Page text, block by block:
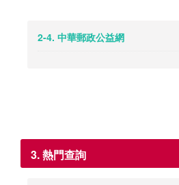
2-4. 中華郵政公益網
3. 熱門查詢